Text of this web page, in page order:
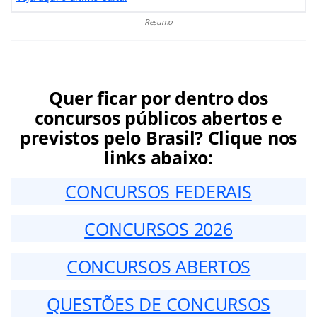
Resumo
Quer ficar por dentro dos
concursos públicos abertos e
previstos pelo Brasil? Clique nos
links abaixo:
CONCURSOS FEDERAIS
CONCURSOS 2026
CONCURSOS ABERTOS
QUESTÕES DE CONCURSOS